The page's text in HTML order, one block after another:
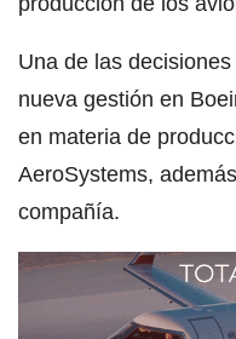
Una de las
nueva gestión en
en materia de
AeroSystems,
compañía.